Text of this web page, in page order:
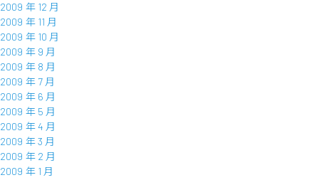
2009 年 12 月
2009 年 11 月
2009 年 10 月
2009 年 9 月
2009 年 8 月
2009 年 7 月
2009 年 6 月
2009 年 5 月
2009 年 4 月
2009 年 3 月
2009 年 2 月
2009 年 1 月